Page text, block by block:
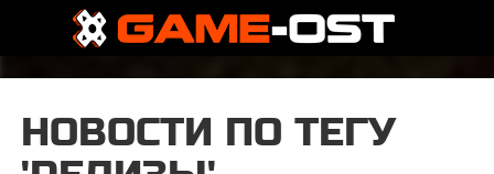
НОВОСТИ ПО ТЕГУ